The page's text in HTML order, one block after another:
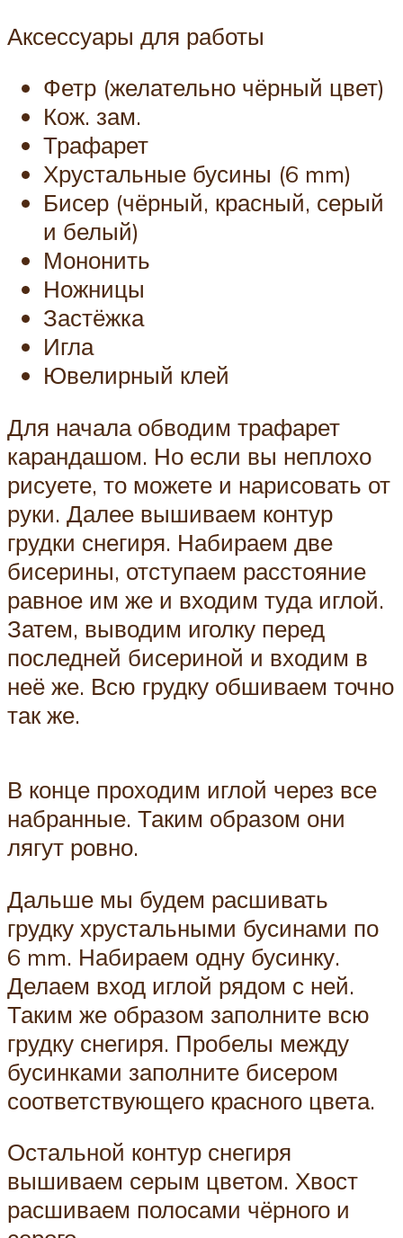
Аксессуары для работы
Фетр (желательно чёрный цвет)
Кож. зам.
Трафарет
Хрустальные бусины (6 mm)
Бисер (чёрный, красный, серый
и белый)
Мононить
Ножницы
Застёжка
Игла
Ювелирный клей
Для начала обводим трафарет
карандашом. Но если вы неплохо
рисуете, то можете и нарисовать от
руки. Далее вышиваем контур
грудки снегиря. Набираем две
бисерины, отступаем расстояние
равное им же и входим туда иглой.
Затем, выводим иголку перед
последней бисериной и входим в
неё же. Всю грудку обшиваем точно
так же.
В конце проходим иглой через все
набранные. Таким образом они
лягут ровно.
Дальше мы будем расшивать
грудку хрустальными бусинами по
6 mm. Набираем одну бусинку.
Делаем вход иглой рядом с ней.
Таким же образом заполните всю
грудку снегиря. Пробелы между
бусинками заполните бисером
соответствующего красного цвета.
Остальной контур снегиря
вышиваем серым цветом. Хвост
расшиваем полосами чёрного и